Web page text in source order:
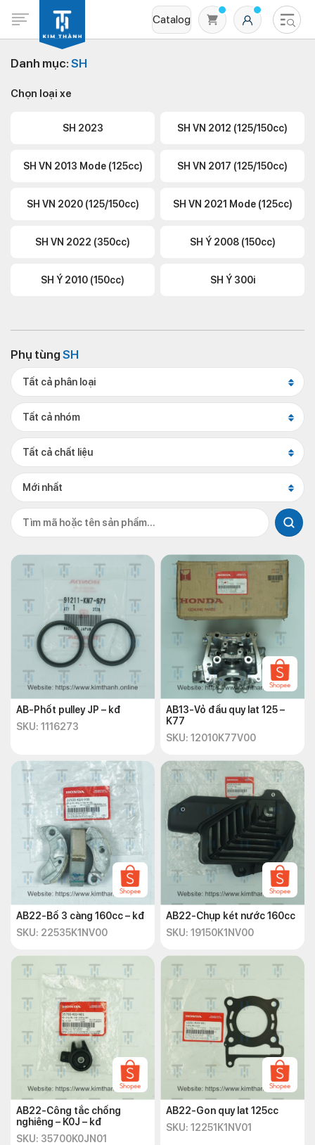
Catalog
Danh mục: SH
Chọn loại xe
SH 2023 SH VN 2012 (125/150cc)
SH VN 2013 Mode (125cc) SH VN 2017 (125/150cc)
SH VN 2020 (125/150cc) SH VN 2021 Mode (125cc)
SH VN 2022 (350cc) SH Ý 2008 (150cc)
SH Ý 2010 (150cc) SH Ý 300i
Phụ tùng SH
Tất cả phân loại
Tất cả nhóm
Tất cả chất liệu
Mới nhất
AB-Phốt pulley JP – kđ
SKU: 1116273
AB13-Vỏ đầu quy lat 125 –
K77
SKU: 12010K77V00
AB22-Bố 3 càng 160cc – kđ
SKU: 22535K1NV00
AB22-Chụp két nước 160cc
SKU: 19150K1NV00
AB22-Công tắc chống
nghiêng – K0J – kđ
SKU: 35700K0JN01
AB22-Gon quy lat 125cc
SKU: 12251K1NV01